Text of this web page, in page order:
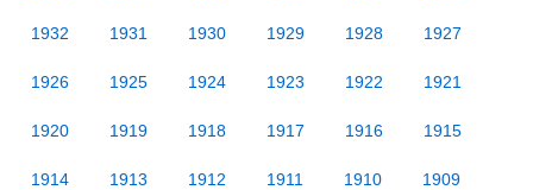
1932 1931 1930 1929 1928 1927
1926 1925 1924 1923 1922 1921
1920 1919 1918 1917 1916 1915
1914 1913 1912 1911 1910 1909